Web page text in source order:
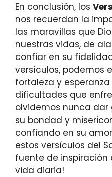
En conclusión, los
nos recuerdan la
las maravillas que
nuestras vidas, de
confiar en su
versículos, podemos
fortaleza y
dificultades que
olvidemos nunca dar
su bondad y
confiando en su
estos versículos del
fuente de
vida diaria!